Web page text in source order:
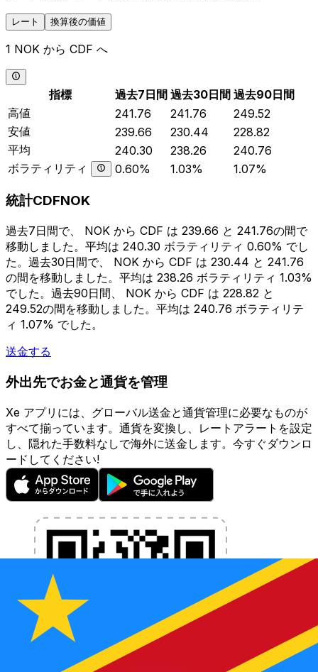
レート 換算後の価値
1 NOK から CDF へ
指標 過去7日間 過去30日間 過去90日間
高値
241.76 241.76
249.52
安値
239.66 230.44
228.82
平均
240.30 238.26
240.76
ボラティリティ
0.60% 1.03% 1.07%
統計CDFNOK
過去7日間で、 NOK から CDF は 239.66 と 241.76の間で
移動しました。平均は 240.30 ボラティリティ 0.60% でし
た。過去30日間で、 NOK から CDF は 230.44 と 241.76
の間を移動しました。平均は 238.26 ボラティリティ 1.03%
でした。過去90日間、 NOK から CDF は 228.82 と
249.52の間を移動しました。平均は 240.76 ボラティリテ
ィ 1.07% でした。
送金する
外出先でお金と通貨を管理
Xe アプリには、グローバル送金と通貨管理に必要なものが
すべて揃っています。通貨を変換し、レートアラートを設定
し、隠れた手数料なしで海外に送金します。今すぐダウンロ
ードしてください!